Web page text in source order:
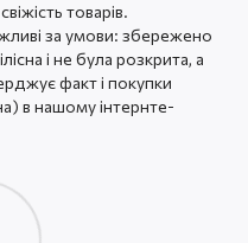
товарів.
за умови: збережено
і не була розкрита, а
факт і покупки
в нашому інтернте-